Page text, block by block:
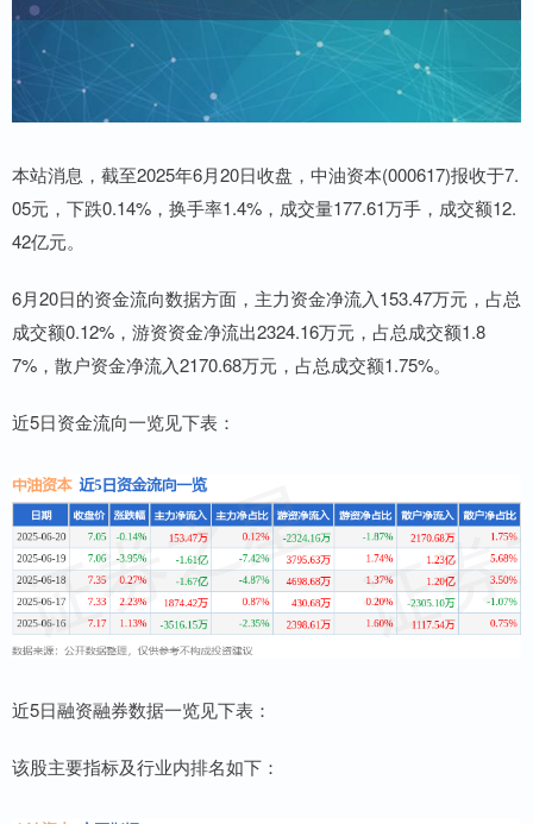
本站消息，截至2025年6月20日收盘，中油资本(000617)报收于7.
05元，下跌0.14%，换手率1.4%，成交量177.61万手，成交额12.
42亿元。
6月20日的资金流向数据方面，主力资金净流入153.47万元，占总
成交额0.12%，游资资金净流出2324.16万元，占总成交额1.8
7%，散户资金净流入2170.68万元，占总成交额1.75%。
近5日资金流向一览见下表：
近5日融资融券数据一览见下表：
该股主要指标及行业内排名如下：